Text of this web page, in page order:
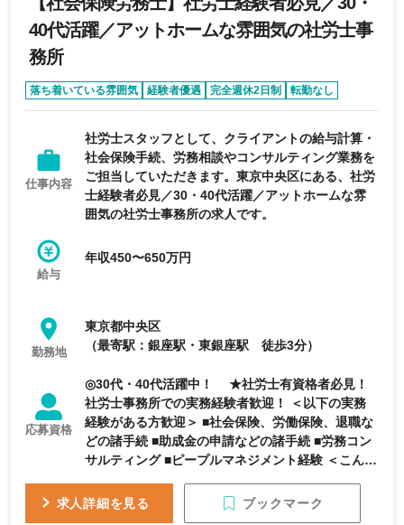
40代活躍／アットホームな雰囲気の社労士事
務所
落ち着いている雰囲気 経験者優遇 完全週休2日制
転勤なし
年間休日120日以上
仕事内容
社労士スタッフとして、クライアントの給与計算・
社会保険手続、労務相談やコンサルティング業務を
ご担当していただきます。東京中央区にある、社労
士経験者必見／30・40代活躍／アットホームな雰
囲気の社労士事務所の求人です。
給与
年収450〜650万円
勤務地
東京都中央区
（最寄駅：銀座駅・東銀座駅 徒歩3分）
応募資格
◎30代・40代活躍中！ ★社労士有資格者必見！
社労士事務所での実務経験者歓迎！ ＜以下の実務
経験がある方歓迎＞ ■社会保険、労働保険、退職な
どの諸手続 ■助成金の申請などの諸手続 ■労務コン
サルティング ■ピープルマネジメント経験 ＜こんな
ある方 ■色々な業界のクライアントと仕事をし、キ
求人詳細を見る ブックマーク